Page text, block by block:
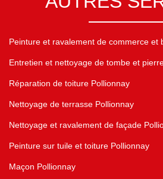
Peinture et ravalement de commerce et
Entretien et nettoyage de tombe et
Réparation de toiture Pollionnay
Nettoyage de terrasse Pollionnay
Nettoyage et ravalement de façade
Peinture sur tuile et toiture Pollionnay
Maçon Pollionnay